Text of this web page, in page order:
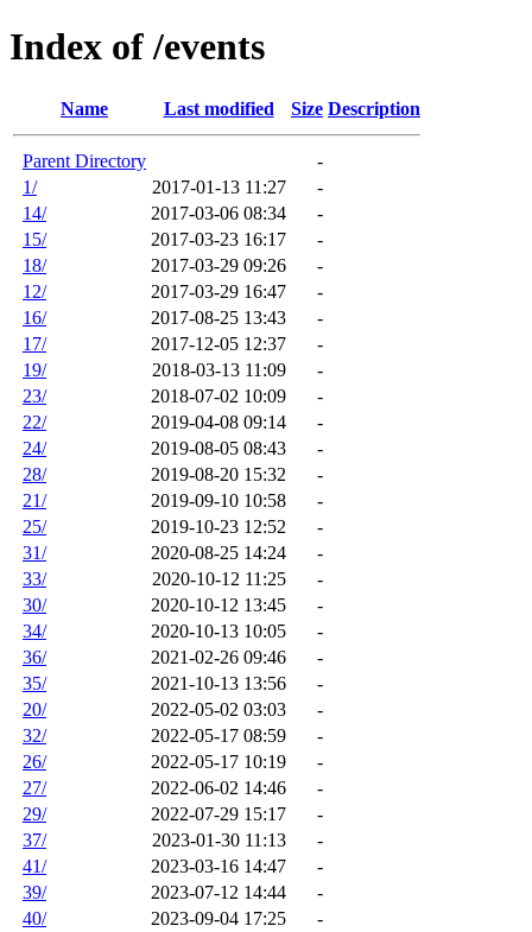
Index of /events
Name Last modified Size Description
Parent Directory
-
1/
2017-01-13 11:27
-
14/
2017-03-06 08:34
-
15/
2017-03-23 16:17
-
18/
2017-03-29 09:26
-
12/
2017-03-29 16:47
-
16/
2017-08-25 13:43
-
17/
2017-12-05 12:37
-
19/
2018-03-13 11:09
-
23/
2018-07-02 10:09
-
22/
2019-04-08 09:14
-
24/
2019-08-05 08:43
-
28/
2019-08-20 15:32
-
21/
2019-09-10 10:58
-
25/
2019-10-23 12:52
-
31/
2020-08-25 14:24
-
33/
2020-10-12 11:25
-
30/
2020-10-12 13:45
-
34/
2020-10-13 10:05
-
36/
2021-02-26 09:46
-
35/
2021-10-13 13:56
-
20/
2022-05-02 03:03
-
32/
2022-05-17 08:59
-
26/
2022-05-17 10:19
-
27/
2022-06-02 14:46
-
29/
2022-07-29 15:17
-
37/
2023-01-30 11:13
-
41/
2023-03-16 14:47
-
39/
2023-07-12 14:44
-
40/
2023-09-04 17:25
-